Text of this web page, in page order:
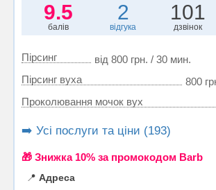
9.5
балів
2
відгука
101
дзвінок
Пірсинг
від 800 грн. / 30 мин.
Пiрсинг вуха
800
Проколювання мочок вух
➡️ Усі послуги та ціни (193)
🎁 Знижка 10% за промокодом Barb
📍 Адреса